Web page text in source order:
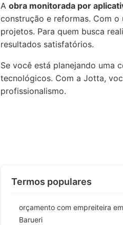
A obra monitorada por
construção e reformas. Com
projetos. Para quem busca
resultados satisfatórios.
Se você está planejando uma
tecnológicos. Com a Jotta,
profissionalismo.
Termos populares
orçamento com empreiteira em
Barueri